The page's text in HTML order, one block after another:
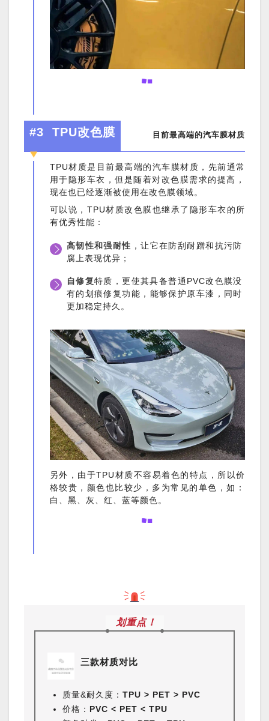
#3 TPU改色膜 目前最高端的汽车膜材质
TPU材质是目前最高端的汽车膜材质，先前通常
用于隐形车衣，但是随着对改色膜需求的提高，
现在也已经逐渐被使用在改色膜领域。
可以说，TPU材质改色膜也继承了隐形车衣的所
有优秀性能：
高韧性和强耐性 ，让它在防刮耐蹭和抗污防
腐上表现优异；
自修复特质，更使其具备普通PVC改色膜没
有的划痕修复功能，能够保护原车漆，同时
更加稳定持久。
另外，由于TPU材质不容易着色的特点，所以价
格较贵，颜色也比较少，多为常见的单色，如：
白、黑、灰、红、蓝等颜色。
划重点！
三款材质对比
质量&耐久度： TPU > PET > PVC
价格： PVC < PET < TPU